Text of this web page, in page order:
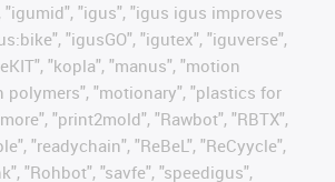
"igus", "igus igus improves
"igusGO", "igutex", "iguverse",
"kopla", "manus", "motion
polymers", "motionary", "plastics for
"print2mold", "Rawbot", "RBTX",
"readychain", "ReBeL", "ReCyycle",
"Rohbot", "savfe", "speedigus",